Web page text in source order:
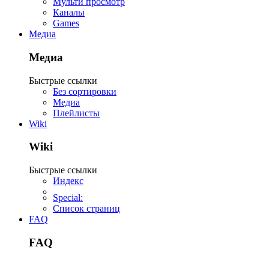
Каналы
Games
Медиа
Медиа
Быстрые ссылки
Без сортировки
Медиа
Плейлисты
Wiki
Wiki
Быстрые ссылки
Индекс
Special:
Список страниц
FAQ
FAQ